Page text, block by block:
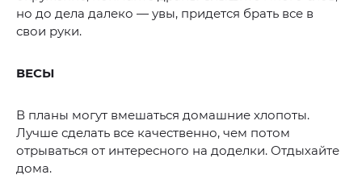
но до дела далеко — увы, придется брать все в
свои руки.
ВЕСЫ
В планы могут вмешаться домашние хлопоты.
Лучше сделать все качественно, чем потом
отрываться от интересного на доделки. Отдыхайте
дома.